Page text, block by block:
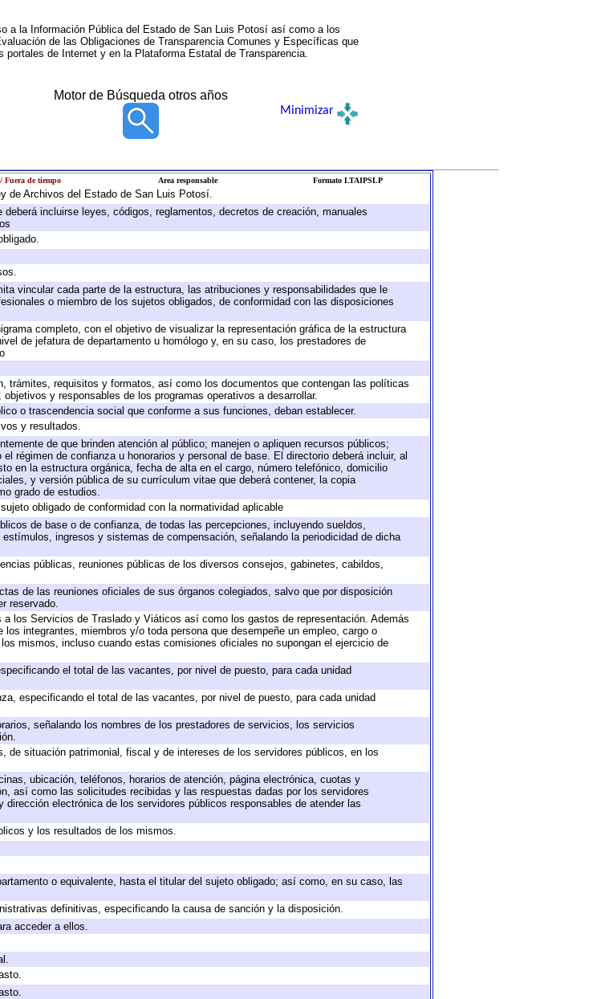
a la Información Pública del Estado de San Luis Potosí así como a los
de las Obligaciones de Transparencia Comunes y Específicas que
portales de Internet y en la Plataforma Estatal de Transparencia.
Motor de Búsqueda otros años
Minimizar
Fuera de tiempo Area responsable Formato LTAIPSLP
de Archivos del Estado de San Luis Potosí.
incluirse leyes, códigos, reglamentos, decretos de creación, manuales
vincular cada parte de la estructura, las atribuciones y responsabilidades que le
o miembro de los sujetos obligados, de conformidad con las disposiciones
completo, con el objetivo de visualizar la representación gráfica de la estructura
de jefatura de departamento u homólogo y, en su caso, los prestadores de
trámites, requisitos y formatos, así como los documentos que contengan las políticas
y responsables de los programas operativos a desarrollar.
o trascendencia social que conforme a sus funciones, deban establecer.
y resultados.
de que brinden atención al público; manejen o apliquen recursos públicos;
régimen de confianza u honorarios y personal de base. El directorio deberá incluir, al
en la estructura orgánica, fecha de alta en el cargo, número telefónico, domicilio
y versión pública de su currículum vitae que deberá contener, la copia
grado de estudios.
obligado de conformidad con la normatividad aplicable
de base o de confianza, de todas las percepciones, incluyendo sueldos,
ingresos y sistemas de compensación, señalando la periodicidad de dicha
públicas, reuniones públicas de los diversos consejos, gabinetes, cabildos,
de las reuniones oficiales de sus órganos colegiados, salvo que por disposición
reservado.
los Servicios de Traslado y Viáticos así como los gastos de representación. Además
integrantes, miembros y/o toda persona que desempeñe un empleo, cargo o
mismos, incluso cuando estas comisiones oficiales no supongan el ejercicio de
el total de las vacantes, por nivel de puesto, para cada unidad
especificando el total de las vacantes, por nivel de puesto, para cada unidad
señalando los nombres de los prestadores de servicios, los servicios
de situación patrimonial, fiscal y de intereses de los servidores públicos, en los
ubicación, teléfonos, horarios de atención, página electrónica, cuotas y
así como las solicitudes recibidas y las respuestas dadas por los servidores
electrónica de los servidores públicos responsables de atender las
y los resultados de los mismos.
o equivalente, hasta el titular del sujeto obligado; así como, en su caso, las
definitivas, especificando la causa de sanción y la disposición.
acceder a ellos.